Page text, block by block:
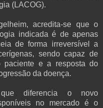
(LACOG).
acredita-se que o
indicada é de apenas
de forma irreversível a
sendo capaz de
paciente e a resposta do
da doença.
diferencia o novo
no mercado é o